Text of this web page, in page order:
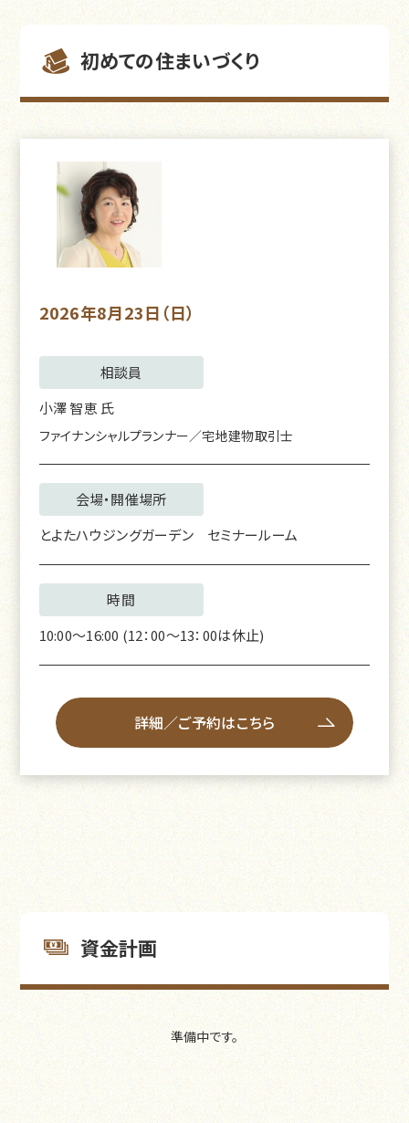
初めての住まいづくり
2026年8月23日（日）
相談員
小澤 智恵 氏
ファイナンシャルプランナー／宅地建物取引士
会場・開催場所
とよたハウジングガーデン セミナールーム
時間
10:00～16:00 (12：00～13：00は休止)
詳細／ご予約はこちら
資金計画
準備中です。